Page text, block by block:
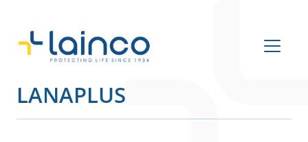
Navegación principal
LANAPLUS